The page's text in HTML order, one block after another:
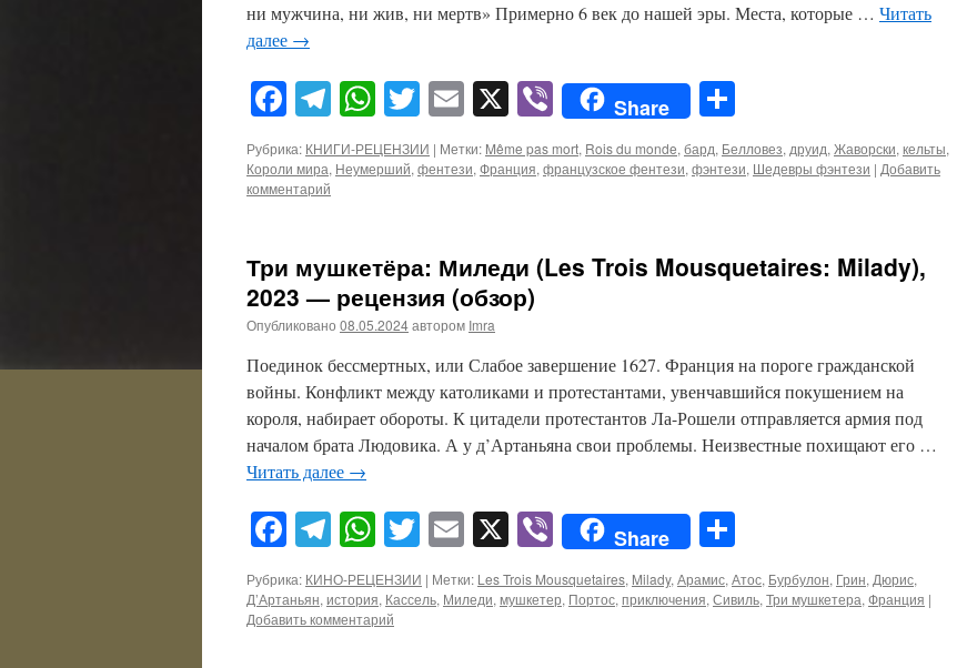
ни мужчина, ни жив, ни мертв» Примерно 6 век до нашей эры. Места, которые … Читать
далее →
Facebook
Telegram
WhatsApp
Twitter
Email
X ViberShare
Рубрика: КНИГИ-РЕЦЕНЗИИ | Метки: Même pas mort, Rois du monde, бард, Белловез, друид, Жаворски, кельты,
Короли мира, Неумерший, фентези, Франция, французское фентези, фэнтези, Шедевры фэнтези | Добавить
комментарий
Три мушкетёра: Миледи (Les Trois Mousquetaires: Milady),
2023 — рецензия (обзор)
Опубликовано 08.05.2024автором Imra
Поединок бессмертных, или Слабое завершение 1627. Франция на пороге гражданской
войны. Конфликт между католиками и протестантами, увенчавшийся покушением на
короля, набирает обороты. К цитадели протестантов Ла-Рошели отправляется армия под
началом брата Людовика. А у д’Артаньяна свои проблемы. Неизвестные похищают его …
Читать далее →
Facebook
Telegram
WhatsApp
Twitter
Email
X ViberShare
Рубрика: КИНО-РЕЦЕНЗИИ | Метки: Les Trois Mousquetaires, Milady, Арамис, Атос, Бурбулон, Грин, Дюрис,
Д’Артаньян, история, Кассель, Миледи, мушкетер, Портос, приключения, Сивиль, Три мушкетера, Франция |
Добавить комментарий